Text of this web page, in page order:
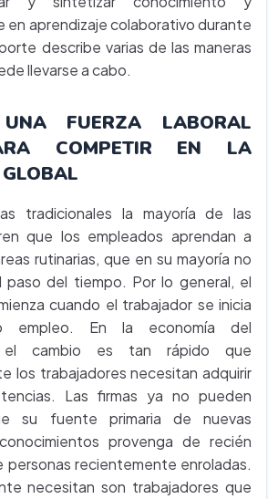
en aprendizaje colaborativo durante
describe varias de las maneras
llevarse a cabo.
UNA FUERZA LABORAL
COMPETIR EN LA
tradicionales la mayoría de las
que los empleados aprendan a
rutinarias, que en su mayoría no
paso del tiempo. Por lo general, el
cuando el trabajador se inicia
empleo. En la economía del
el cambio es tan rápido que
los trabajadores necesitan adquirir
Las firmas ya no pueden
su fuente primaria de nuevas
provenga de recién
personas recientemente enroladas.
necesitan son trabajadores que